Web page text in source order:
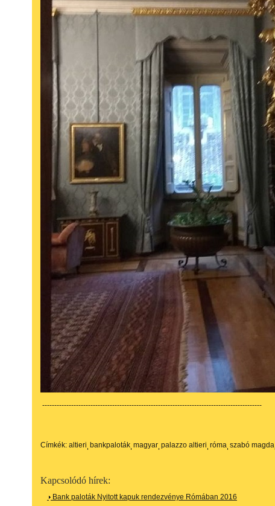
-------------------------------------------------------------------------------------------
Címkék: altieri bankpaloták magyar palazzo altieri róma szabó magda
Kapcsolódó hírek:
Bank paloták Nyitott kapuk rendezvénye Rómában 2016